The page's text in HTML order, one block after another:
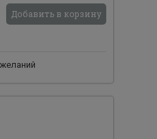
Добавить в корзину